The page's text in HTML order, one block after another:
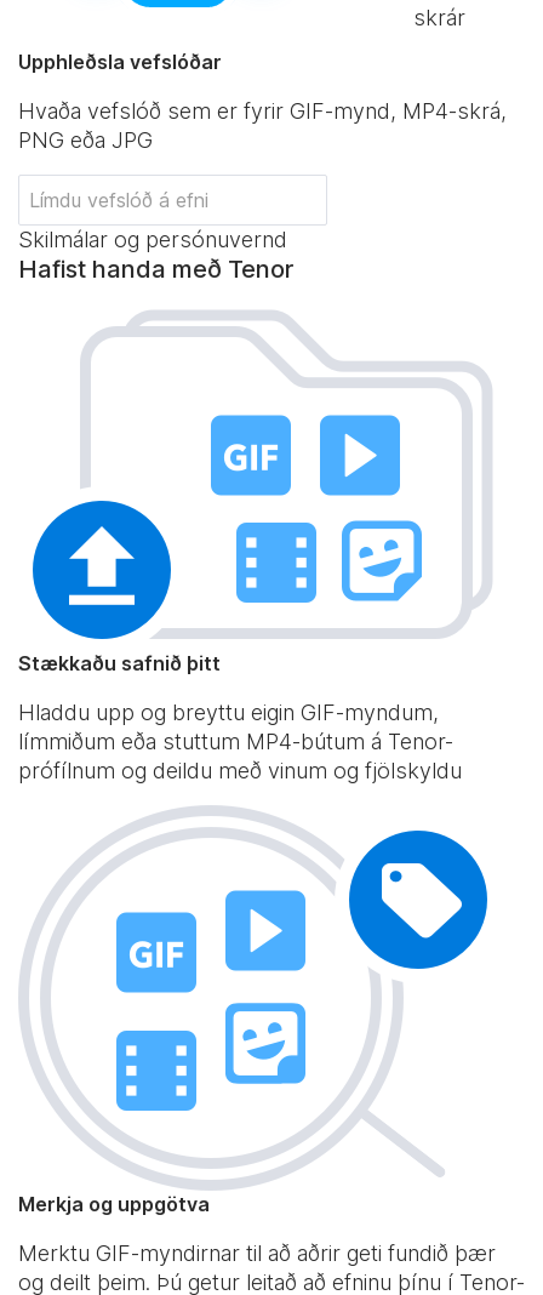
skrár
Upphleðsla vefslóðar
Hvaða vefslóð sem er fyrir GIF-mynd, MP4-skrá,
PNG eða JPG
Skilmálar og persónuvernd
Hafist handa með Tenor
Stækkaðu safnið þitt
Hladdu upp og breyttu eigin GIF-myndum,
límmiðum eða stuttum MP4-bútum á Tenor-
prófílnum og deildu með vinum og fjölskyldu
Merkja og uppgötva
Merktu GIF-myndirnar til að aðrir geti fundið þær
og deilt þeim. Þú getur leitað að efninu þínu í Tenor-